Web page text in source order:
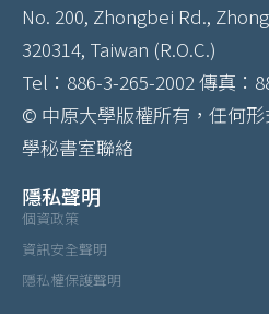
No. 200, Zhongbei Rd.,
320314, Taiwan (R.O.C.)
Tel：886-3-265-2002 傳真：
© 中原大學版權所有，任何
學秘書室聯絡
隱私聲明
個資政策
資訊安全聲明
隱私權保護聲明